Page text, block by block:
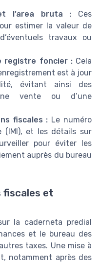
l’area bruta : Ces
estimer la valeur de
travaux ou
registre foncier :Cela
est à jour
évitant ainsi des
vente ou d’une
fiscales : Le numéro
(IMI), et les détails sur
pour éviter les
auprès du bureau
fiscales et
la caderneta predial
et le bureau des
taxes. Une mise à
notamment après des